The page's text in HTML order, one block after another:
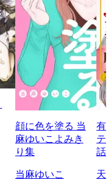
顔に色を塗る 当
麻ゆいこよみき
り集
当麻ゆいこ
有
テ
話
天